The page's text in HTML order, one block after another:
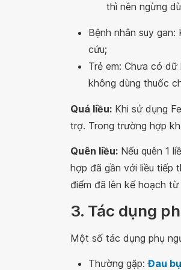
thì nên ngừng
Bệnh nhân suy gan:
cứu;
Trẻ em: Chưa có
không dùng thuốc
Quá liều: Khi sử dụng
trợ. Trong trường hợp
Quên liều: Nếu quên 1
hợp đã gần với liều tiếp
điểm đã lên kế hoạch từ
3. Tác dụng
Một số tác dụng phụ
Thường gặp:Đau